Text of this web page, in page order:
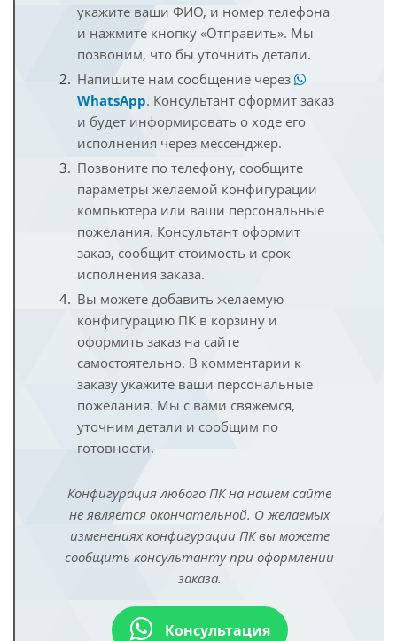
укажите ваши ФИО, и номер телефона
и нажмите кнопку «Отправить». Мы
позвоним, что бы уточнить детали.
Напишите нам сообщение через
WhatsApp. Консультант оформит заказ
и будет информировать о ходе его
исполнения через мессенджер.
Позвоните по телефону, сообщите
параметры желаемой конфигурации
компьютера или ваши персональные
пожелания. Консультант оформит
заказ, сообщит стоимость и срок
исполнения заказа.
Вы можете добавить желаемую
конфигурацию ПК в корзину и
оформить заказ на сайте
самостоятельно. В комментарии к
заказу укажите ваши персональные
пожелания. Мы с вами свяжемся,
уточним детали и сообщим по
готовности.
Конфигурация любого ПК на нашем сайте
не является окончательной. О желаемых
изменениях конфигурации ПК вы можете
сообщить консультанту при оформлении
заказа.
Консультация